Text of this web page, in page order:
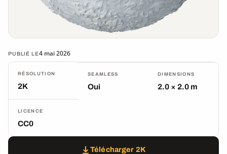
PUBLIÉ LE4 mai 2026
RÉSOLUTION
2K
SEAMLESS
Oui
DIMENSIONS
2.0 × 2.0 m
LICENCE
CC0
Télécharger 2K